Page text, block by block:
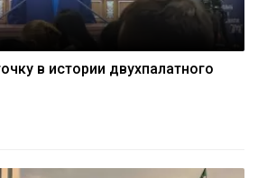
в истории двухпалатного